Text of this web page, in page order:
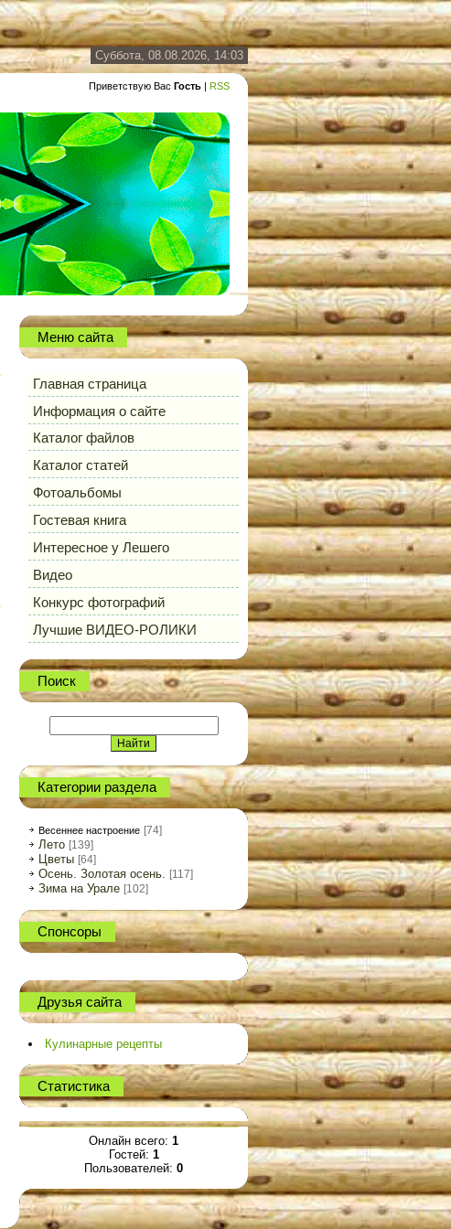
Суббота, 08.08.2026, 14:03
Приветствую Вас Гость | RSS
Меню сайта
Главная страница
Информация о сайте
Каталог файлов
Каталог статей
Фотоальбомы
Гостевая книга
Интересное у Лешего
Видео
Конкурс фотографий
Лучшие ВИДЕО-РОЛИКИ
Поиск
Категории раздела
Весеннее настроение [74]
Лето [139]
Цветы [64]
Осень. Золотая осень. [117]
Зима на Урале [102]
Спонсоры
Друзья сайта
Кулинарные рецепты
Статистика
Онлайн всего: 1
Гостей: 1
Пользователей: 0